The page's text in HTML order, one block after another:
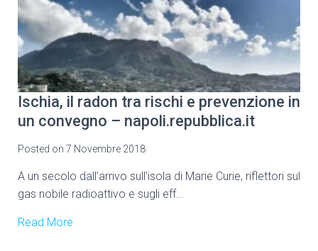
Ischia, il radon tra rischi e prevenzione in
un convegno – napoli.repubblica.it
Posted on 7 Novembre 2018
A un secolo dall’arrivo sull’isola di Marie Curie, riflettori sul
gas nobile radioattivo e sugli eff…
Read More